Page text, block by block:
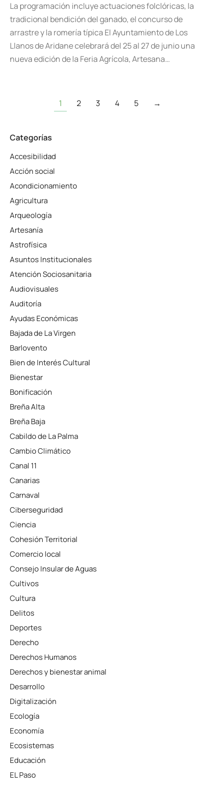
La programación incluye actuaciones folclóricas, la
tradicional bendición del ganado, el concurso de
arrastre y la romería típica El Ayuntamiento de Los
Llanos de Aridane celebrará del 25 al 27 de junio una
nueva edición de la Feria Agrícola, Artesana…
1 2 3 4 5 →
Categorías
Accesibilidad
Acción social
Acondicionamiento
Agricultura
Arqueología
Artesanía
Astrofísica
Asuntos Institucionales
Atención Sociosanitaria
Audiovisuales
Auditoría
Ayudas Económicas
Bajada de La Virgen
Barlovento
Bien de Interés Cultural
Bienestar
Bonificación
Breña Alta
Breña Baja
Cabildo de La Palma
Cambio Climático
Canal 11
Canarias
Carnaval
Ciberseguridad
Ciencia
Cohesión Territorial
Comercio local
Consejo Insular de Aguas
Cultivos
Cultura
Delitos
Deportes
Derecho
Derechos Humanos
Derechos y bienestar animal
Desarrollo
Digitalización
Ecología
Economía
Ecosistemas
Educación
EL Paso